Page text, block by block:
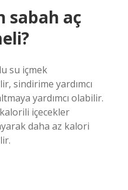
sabah aç
su içmek
sindirime yardımcı
yardımcı olabilir.
içecekler
daha az kalori